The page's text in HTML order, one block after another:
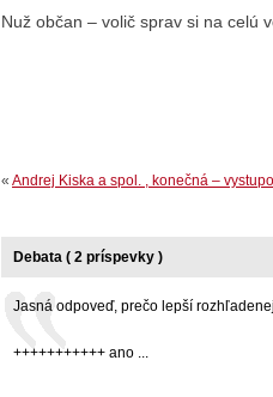
Nuž občan – volič sprav si na celú
« Andrej Kiska a spol. , konečná –
Debata ( 2 príspevky )
Jasná odpoveď, prečo lepší
+++++++++++ ano ...